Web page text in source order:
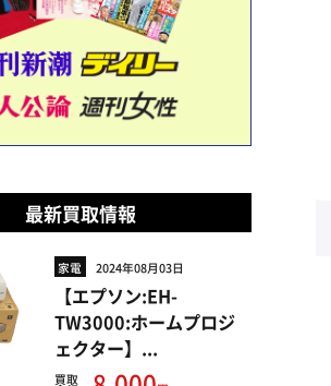
最新買取情報
家電 2024年08月03日
【エプソン:EH-
TW3000:ホームプロジ
ェクター】...
買取